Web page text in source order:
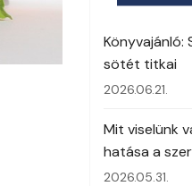
Könyvajánló:
sötét titkai
2026.06.21.
Mit viselünk
hatása a
2026.05.31.